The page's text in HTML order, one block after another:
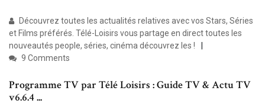
Découvrez toutes les actualités relatives avec vos Stars, Séries
et Films préférés. Télé-Loisirs vous partage en direct toutes les
nouveautés people, séries, cinéma découvrez les !
9 Comments
Programme TV par Télé Loisirs : Guide TV & Actu TV
v6.6.4 ...